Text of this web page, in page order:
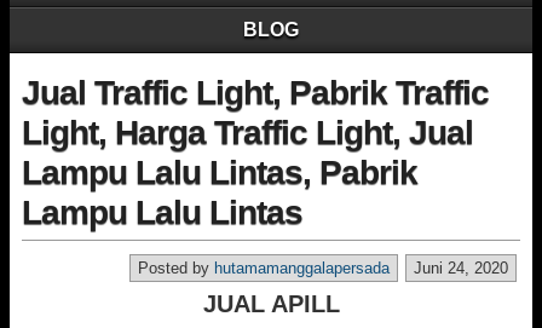
BLOG
Jual Traffic Light, Pabrik Traffic
Light, Harga Traffic Light, Jual
Lampu Lalu Lintas, Pabrik
Lampu Lalu Lintas
Juni 24, 2020
Posted by hutamamanggalapersada
JUAL APILL